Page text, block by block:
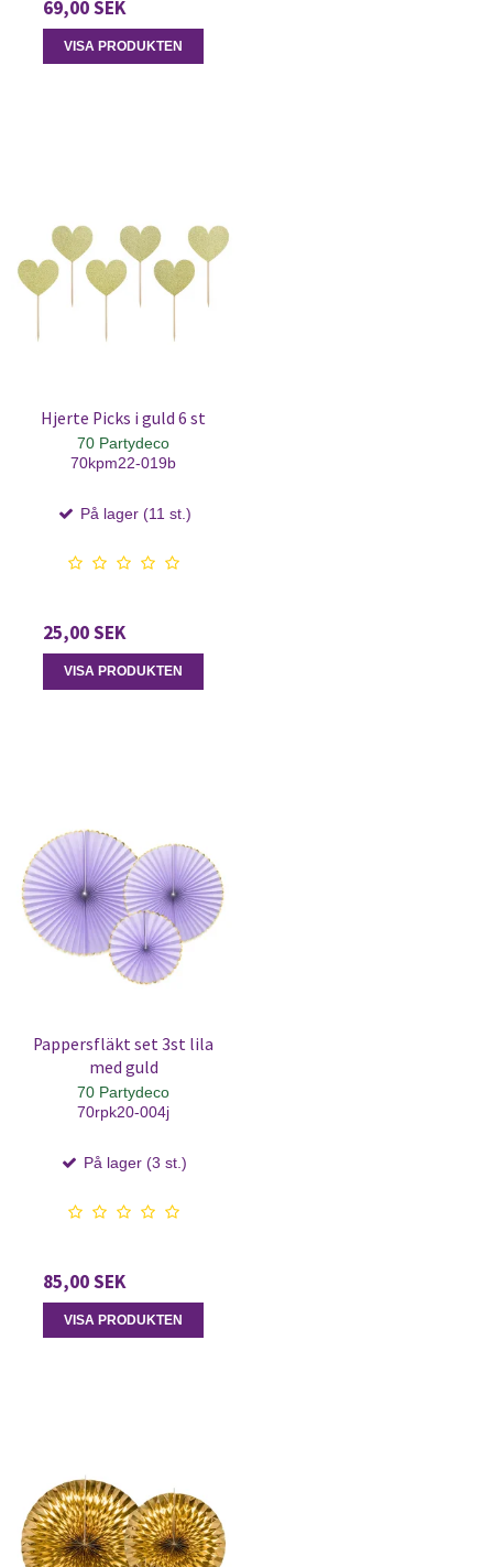
69,00 SEK
VISA PRODUKTEN
Hjerte Picks i guld 6 st
70 Partydeco
70kpm22-019b
På lager (11 st.)
25,00 SEK
VISA PRODUKTEN
Pappersfläkt set 3st lila
med guld
70 Partydeco
70rpk20-004j
På lager (3 st.)
85,00 SEK
VISA PRODUKTEN